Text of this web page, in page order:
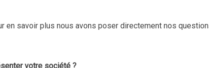
en savoir plus nous avons poser directement nos
votre société ?